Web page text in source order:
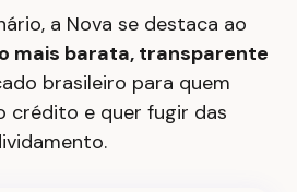
a Nova se destaca ao
mais barata, transparente
brasileiro para quem
crédito e quer fugir das